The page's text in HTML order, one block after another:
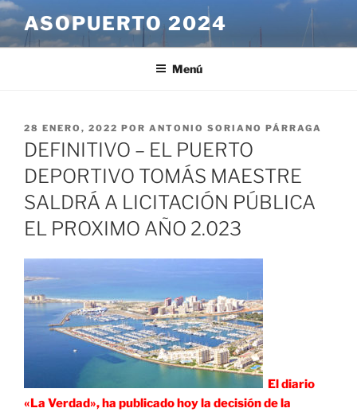
Saltar
al
contenido
ASOPUERTO 2024
Menú
PUBLICADO
EL
28 ENERO, 2022 POR ANTONIO SORIANO PÁRRAGA
DEFINITIVO – EL PUERTO
DEPORTIVO TOMÁS MAESTRE
SALDRÁ A LICITACIÓN PÚBLICA
EL PROXIMO AÑO 2.023
El diario
«La Verdad», ha publicado hoy la decisión de la